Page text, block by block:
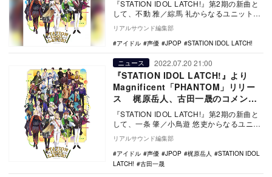
『STATION IDOL LATCH!』第2期の新曲と
して、不動 雅／綜馬 礼からなるユニット・
tenetより「Run Awa…
リアルサウンド編集部
アイドル
声優 JPOP STATION IDOL LATCH!
ニュース 2022.07.20 21:00
『STATION IDOL LATCH!』より
Magnificent「PHANTOM」リリー
ス 梶原岳人、古田一晟のコメント
も
『STATION IDOL LATCH!』第2期の新曲と
して、一条 肇／小鳥遊 悠吏からなるユニッ
ト・Magnificentの「…
リアルサウンド編集部
アイドル
声優 JPOP 梶原岳人
STATION IDOL
LATCH!
古田一晟